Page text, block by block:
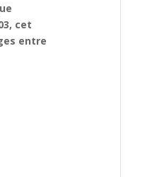
cet
entre